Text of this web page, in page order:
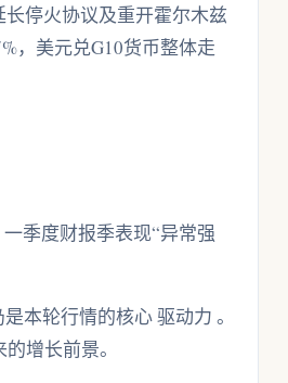
停火协议及重开霍尔木兹
，美元兑G10货币整体走
季度财报季表现“异常强
本轮行情的核心 驱动力 。
增长前景。